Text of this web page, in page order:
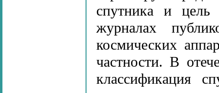
спутника и цель
журналах
космических
частности. В
классификация